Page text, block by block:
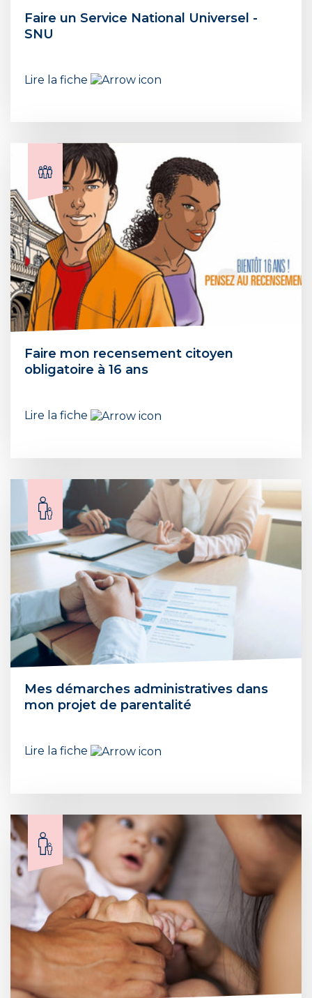
Faire un Service National Universel -
SNU
Lire la fiche
Faire mon recensement citoyen
obligatoire à 16 ans
Lire la fiche
Mes démarches administratives dans
mon projet de parentalité
Lire la fiche